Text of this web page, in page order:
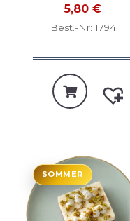
5,80 €
Best.-Nr: 1794
SOMMER